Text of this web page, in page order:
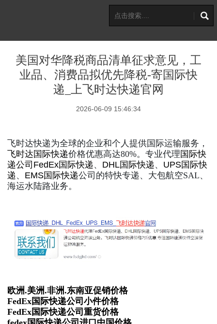
美国对华降税商品清单征求意见，工
业品、消费品拟优先降税-寄国际快
递_上飞时达快递官网
2026-06-09 15:46:34
飞时达快递为全球的企业和个人提供国际运输服务，
飞时达 国际快递价格优惠高达80%。专业代理 国际快
递公司 FedEx国际快递 、 DHL国际快递 、 UPS国际快
递 、 EMS国际快递公司的特快专递、大包航空SAL、
海运水陆路业务。
欧洲.美洲.非洲.东南亚促销价格
FedEx国际快递公司小件价格
FedEx国际快递公司重货价格